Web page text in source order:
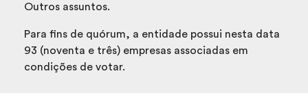
Outros assuntos.
Para fins de quórum, a entidade possui nesta data
93 (noventa e três) empresas associadas em
condições de votar.